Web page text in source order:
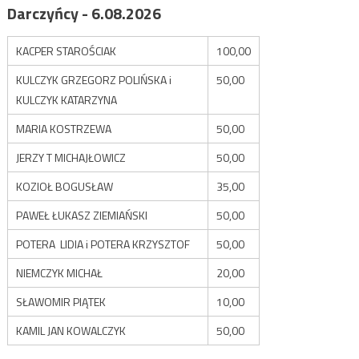
Darczyńcy - 6.08.2026
KACPER STAROŚCIAK
100,00
KULCZYK GRZEGORZ POLIŃSKA i
KULCZYK KATARZYNA
50,00
MARIA KOSTRZEWA
50,00
JERZY T MICHAJŁOWICZ
50,00
KOZIOŁ BOGUSŁAW
35,00
PAWEŁ ŁUKASZ ZIEMIAŃSKI
50,00
POTERA LIDIA i POTERA KRZYSZTOF
50,00
NIEMCZYK MICHAŁ
20,00
SŁAWOMIR PIĄTEK
10,00
KAMIL JAN KOWALCZYK
50,00